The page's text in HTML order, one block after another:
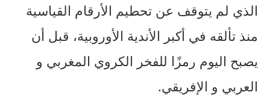
الذي لم يتوقف عن تحطيم الأرقام القياسية
منذ تألقه في أكبر الأندية الأوروبية، قبل أن
يصبح اليوم رمزًا للفخر الكروي المغربي و
العربي و الإفريقي.